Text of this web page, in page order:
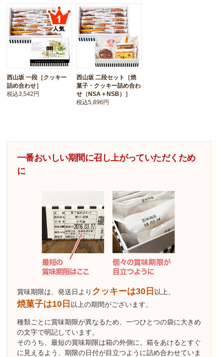
西山坂 一段［クッキー
詰め合わせ］
税込3,542円
西山坂 二段セット［焼
菓子・クッキー詰め合わ
せ（NSA＋NSB）］
税込5,896円
一番おいしい期間に召し上がっていただくため
に
賞味期限は、発送日より クッキーは30日 以上、
焼菓子は10日 以上の期間がございます。
種類ごとに賞味期限が異なるため、一つひとつの袋に大きめ
の文字で明記しています。
そのうち、最短の賞味期限は箱の外側に。箱をあけるとすぐ
に見えるよう、期限の日付が目立つように詰め合わせていま